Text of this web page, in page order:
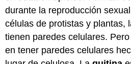
durante la reproducción
células de protistas y plantas,
tienen paredes celulares.
en tener paredes celulares